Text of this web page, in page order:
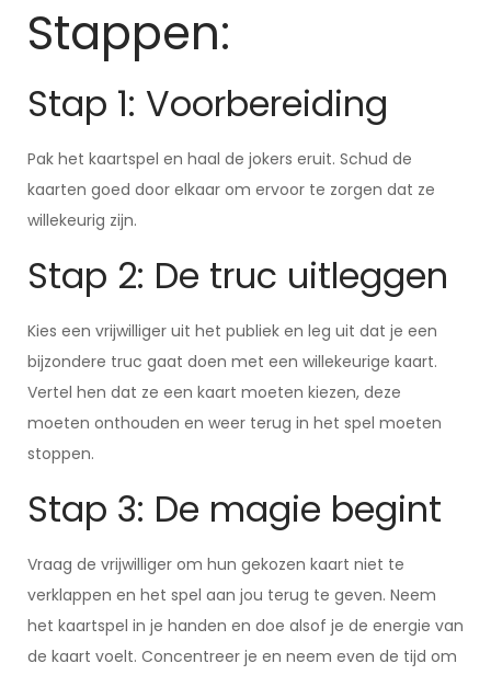
Stappen:
Stap 1: Voorbereiding
Pak het kaartspel en haal de jokers eruit. Schud de
kaarten goed door elkaar om ervoor te zorgen dat ze
willekeurig zijn.
Stap 2: De truc uitleggen
Kies een vrijwilliger uit het publiek en leg uit dat je een
bijzondere truc gaat doen met een willekeurige kaart.
Vertel hen dat ze een kaart moeten kiezen, deze
moeten onthouden en weer terug in het spel moeten
stoppen.
Stap 3: De magie begint
Vraag de vrijwilliger om hun gekozen kaart niet te
verklappen en het spel aan jou terug te geven. Neem
het kaartspel in je handen en doe alsof je de energie van
de kaart voelt. Concentreer je en neem even de tijd om